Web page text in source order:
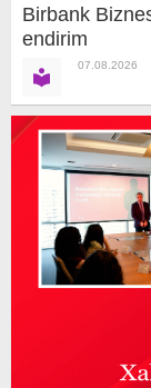
Birbank
endirim
07.08.2026